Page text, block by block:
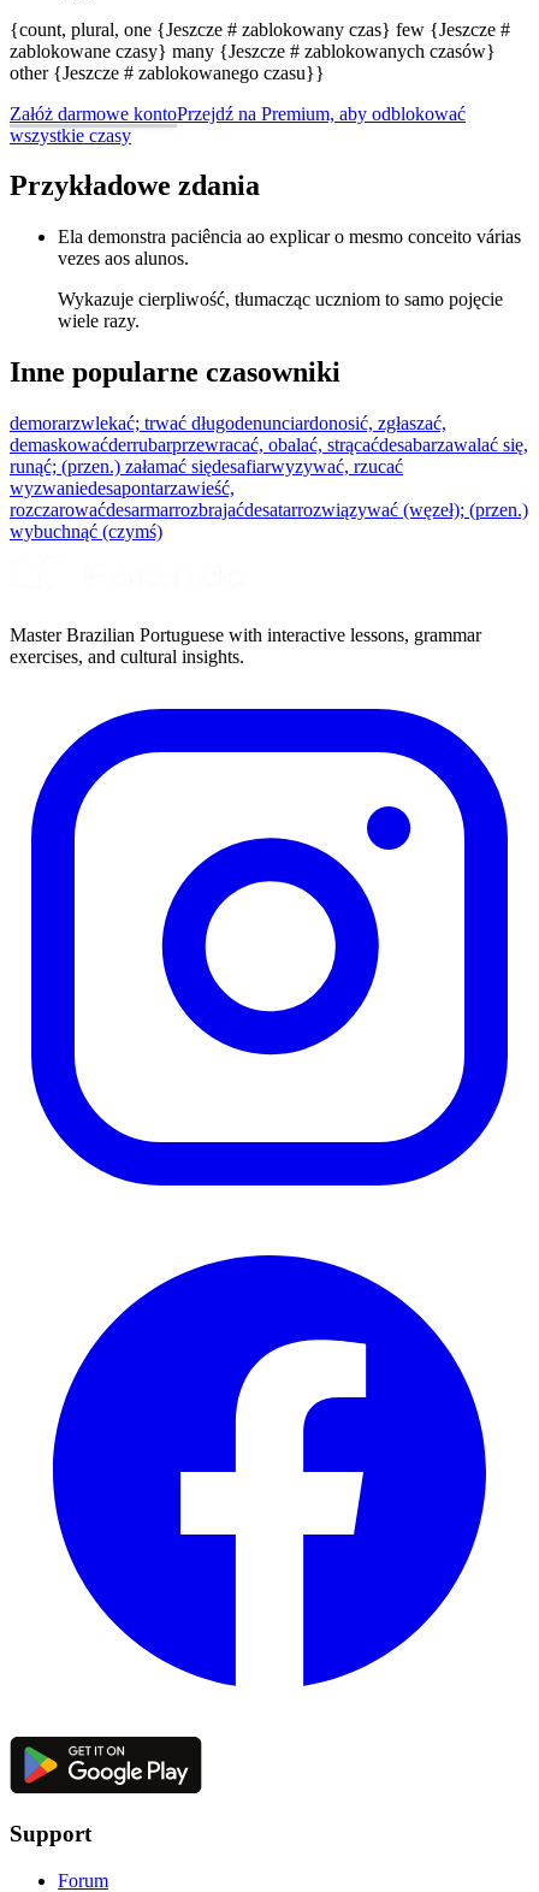
{count, plural, one {Jeszcze # zablokowany czas} few {Jeszcze #
zablokowane czasy} many {Jeszcze # zablokowanych czasów}
other {Jeszcze # zablokowanego czasu}}
Załóż darmowe kontoPrzejdź na Premium, aby odblokować
wszystkie czasy
Przykładowe zdania
Ela demonstra paciência ao explicar o mesmo conceito várias
vezes aos alunos.
Wykazuje cierpliwość, tłumacząc uczniom to samo pojęcie
wiele razy.
Inne popularne czasowniki
demorarzwlekać; trwać długodenunciardonosić, zgłaszać,
demaskowaćderrubarprzewracać, obalać, strącaćdesabarzawalać się,
runąć; (przen.) załamać siędesafiarwyzywać, rzucać
wyzwaniedesapontarzawieść,
rozczarowaćdesarmarrozbrajaćdesatarrozwiązywać (węzeł); (przen.)
wybuchnąć (czymś)
Master Brazilian Portuguese with interactive lessons, grammar
exercises, and cultural insights.
Support
Forum